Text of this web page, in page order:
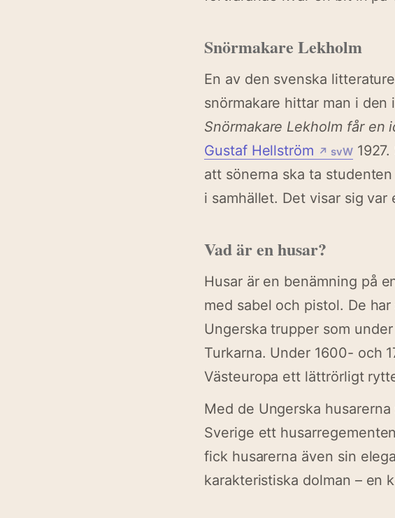
Snörmakare Lekholm
En av den svenska
snörmakare hittar man i
Snörmakare Lekholm får en
Gustaf Hellström ↗ svW1927.
att sönerna ska ta
i samhället. Det visar sig var
Vad är en husar?
Husar är en benämning på
med sabel och pistol. De
Ungerska trupper som
Turkarna. Under 1600- och
Västeuropa ett lättrörligt
Med de Ungerska
Sverige ett
fick husarerna även sin
karakteristiska dolman – en